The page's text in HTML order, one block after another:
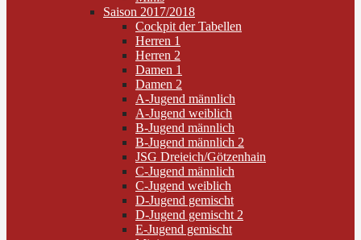
Saison 2017/2018
Cockpit der Tabellen
Herren 1
Herren 2
Damen 1
Damen 2
A-Jugend männlich
A-Jugend weiblich
B-Jugend männlich
B-Jugend männlich 2
JSG Dreieich/Götzenhain
C-Jugend männlich
C-Jugend weiblich
D-Jugend gemischt
D-Jugend gemischt 2
E-Jugend gemischt